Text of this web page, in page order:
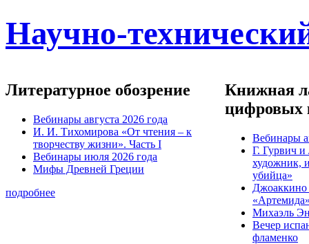
Научно-
Литературное обозрение
Вебинары августа 2026 года
И. И. Тихомирова «От чтения – к
творчеству жизни». Часть I
Вебинары июля 2026 года
Мифы Древней Греции
подробнее
Книжная
цифровых
Вебинары
Г. Гурвич
художник,
убийца»
Михаэль
Вечер
фламенко